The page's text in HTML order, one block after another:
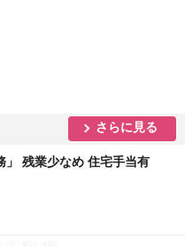
さらに見る
」 残業少なめ 住宅手当有